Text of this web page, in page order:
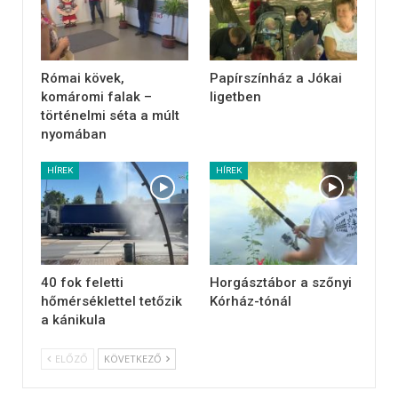
Római kövek,
komáromi falak –
történelmi séta a múlt
nyomában
Papírszínház a Jókai
ligetben
HÍREK
40 fok feletti
hőmérséklettel tetőzik
a kánikula
HÍREK
Horgásztábor a szőnyi
Kórház-tónál
ELŐZŐ KÖVETKEZŐ